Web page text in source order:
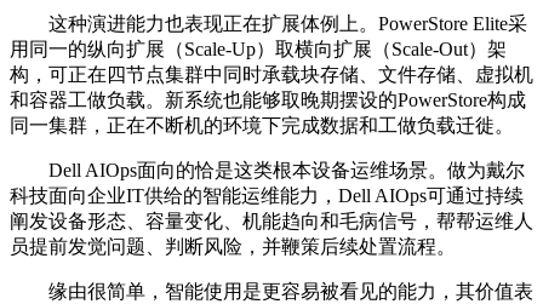
这种演进能力也表现正在扩展体例上。PowerStore Elite采
用同一的纵向扩展（Scale-Up）取横向扩展（Scale-Out）架
构，可正在四节点集群中同时承载块存储、文件存储、虚拟机
和容器工做负载。新系统也能够取晚期摆设的PowerStore构成
同一集群，正在不断机的环境下完成数据和工做负载迁徙。
Dell AIOps面向的恰是这类根本设备运维场景。做为戴尔
科技面向企业IT供给的智能运维能力，Dell AIOps可通过持续
阐发设备形态、容量变化、机能趋向和毛病信号，帮帮运维人
员提前发觉问题、判断风险，并鞭策后续处置流程。
缘由很简单，智能使用是更容易被看见的能力，其价值表